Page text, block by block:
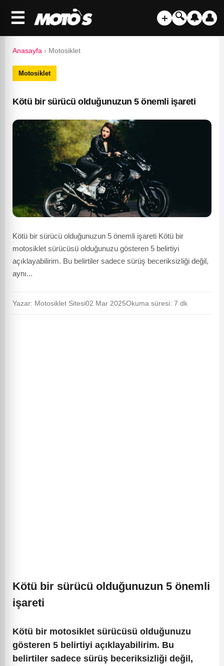
☰ ＋ 🔍 🔔 👤
Anasayfa › Motosiklet
Motosiklet
Kötü bir sürücü olduğunuzun 5 önemli işareti
Kötü bir sürücü olduğunuzun 5 önemli işareti Kötü bir
motosiklet sürücüsü olduğunuzu gösteren 5 belirtiyi
açıklayabilirim. Bu belirtiler sadece sürüş beceriksizliği değil,
aynı...
Yazar: Motosiklet Sitesi02 Mar 2025Okuma süresi: 7 dk
Kötü bir sürücü olduğunuzun 5 önemli
işareti
Kötü bir motosiklet sürücüsü olduğunuzu
gösteren 5 belirtiyi açıklayabilirim. Bu
belirtiler sadece sürüş beceriksizliği değil,